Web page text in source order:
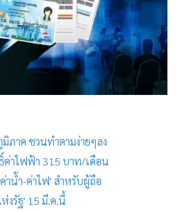
ภาค ชวนทำตามง่ายๆลง
าไฟฟ้า 315 บาท/เดือน
าน้ำ-ค่าไฟ' สำหรับผู้ถือ
งรัฐ' 15 มี.ค.นี้